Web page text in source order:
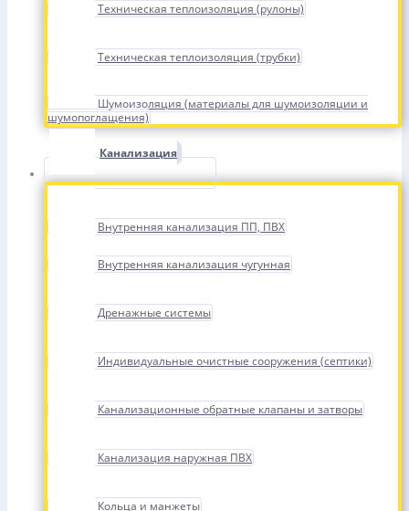
Техническая теплоизоляция (рулоны)
Техническая теплоизоляция (трубки)
Шумоизоляция (материалы для шумоизоляции и
шумопоглащения)
Канализация
Внутренняя канализация ПП, ПВХ
Внутренняя канализация чугунная
Дренажные системы
Индивидуальные очистные сооружения (септики)
Канализационные обратные клапаны и затворы
Канализация наружная ПВХ
Кольца и манжеты